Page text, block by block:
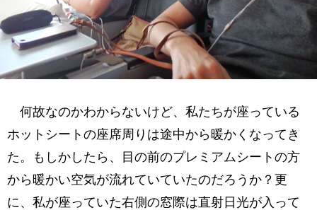
何故なのかわからないけど、私たちが座っている
ホットシートの座席周りは途中から暖かくなってき
た。もしかしたら、目の前のプレミアムシートの方
から暖かい空気が流れていていたのだろうか？更
に、私が座っていた右側の窓際は直射日光が入って